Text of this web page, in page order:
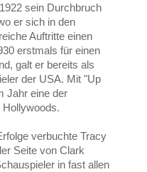
sein Durchbruch
er sich in den
Auftritte einen
erstmals für einen
galt er bereits als
der USA. Mit "Up
Jahr eine der
verbuchte Tracy
Seite von Clark
in fast allen